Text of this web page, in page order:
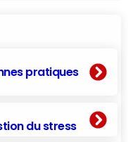
pratiques
du stress